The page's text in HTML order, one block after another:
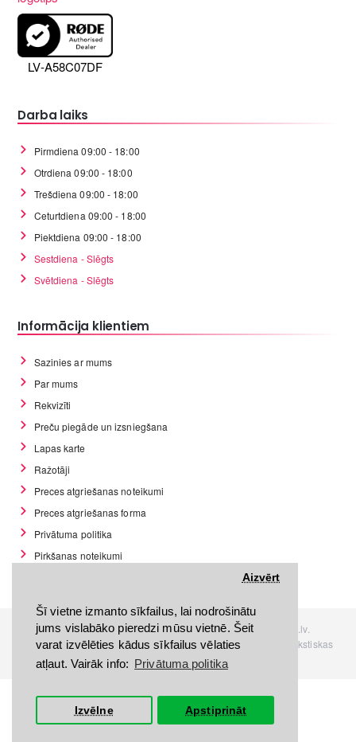
Šī vietne izmanto sīkfailus, lai nodrošinātu
jums vislabāko pieredzi mūsu vietnē. Šeit
varat izvēlēties kādus sīkfailus vēlaties
atļaut. Vairāk info: Privātuma politika
Aizvērt
Izvēlne Apstiprināt
LV-A58C07DF
Darba laiks
Pirmdiena 09:00 - 18:00
Otrdiena 09:00 - 18:00
Trešdiena 09:00 - 18:00
Ceturtdiena 09:00 - 18:00
Piektdiena 09:00 - 18:00
Sestdiena - Slēgts
Svētdiena - Slēgts
Informācija klientiem
Sazinies ar mums
Par mums
Rekvizīti
Preču piegāde un izsniegšana
Lapas karte
Ražotāji
Preces atgriešanas noteikumi
Preces atgriešanas forma
Privātuma politika
Pirkšanas noteikumi
Visas tiesības rezervētas. Interneta veikals www.Discomania.lv.
Jebkuras Discomania.lv informācijas pārpublicēšana, bez rakstiskas
atļaujas, stingri aizliegta.